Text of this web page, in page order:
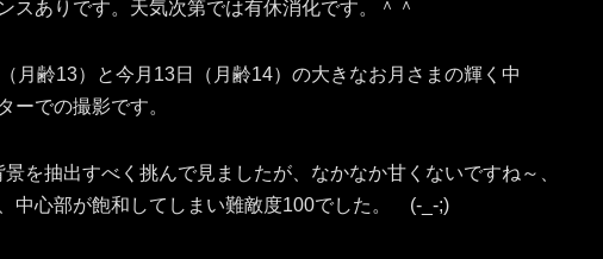
スありです。天気次第では有休消化です。＾＾
月齢13）と今月13日（月齢14）の大きなお月さまの輝く中
ーでの撮影です。
を抽出すべく挑んで見ましたが、なかなか甘くないですね～、
中心部が飽和してしまい難敵度100でした。 (-_-;)